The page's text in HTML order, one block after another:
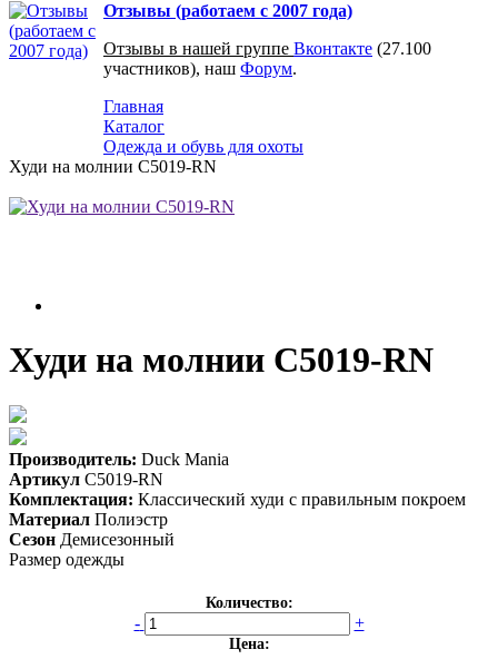
Отзывы (работаем с 2007 года)
Отзывы в нашей группе Вконтакте (27.100
участников), наш Форум.
Главная
Каталог
Одежда и обувь для охоты
Худи на молнии C5019-RN
Худи на молнии C5019-RN
Производитель: Duck Mania
Артикул C5019-RN
Комплектация: Классический худи с правильным покроем
Материал Полиэстр
Сезон Демисезонный
Размер одежды
Количество:
- +
Цена: